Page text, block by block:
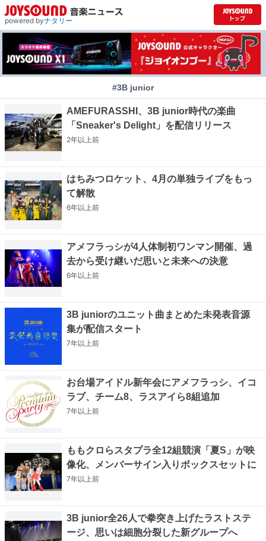
powered byナタリー
#3B junior
AMEFURASSHI、3B junior時代の楽曲
「Sneaker's Delight」を配信リリース
2年以上前
はちみつロケット、4月の単独ライブをもっ
て解散
6年以上前
アメフラっシが4人体制初ワンマン開催、過
去から受け継いだ思いと未来への決意
6年以上前
3B juniorのユニット曲まとめた未発表音源
集が配信スタート
7年以上前
お台場アイドル新年会にアメフラっシ、イコ
ラブ、チーム8、ラスアイら8組追加
7年以上前
ももクロらスタプラ全12組競演「夏S」が映
像化、メンバーサイン入りボックスセットに
7年以上前
3B junior全26人で拳突き上げたラストステ
ージ、思いは細胞分裂した新グループへ